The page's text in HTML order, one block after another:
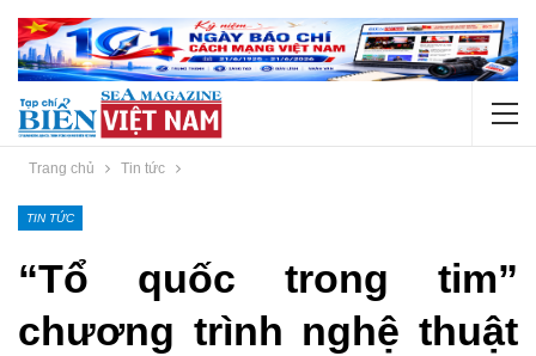
Trang chủ Tin tức
TIN TỨC
“Tổ quốc trong tim”
chương trình nghệ thuật